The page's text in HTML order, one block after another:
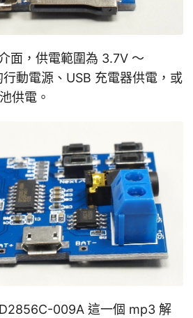
面，供電範圍為 3.7V ～
動電源、USB 充電器供電，或
供電。
009A 這一個 mp3 解